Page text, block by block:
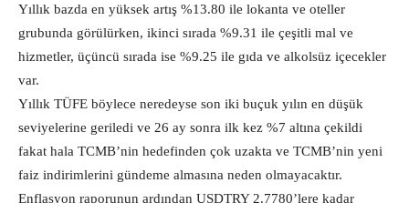
Yıllık bazda en yüksek artış %13.80 ile lokanta ve oteller
grubunda görülürken, ikinci sırada %9.31 ile çeşitli mal ve
hizmetler, üçüncü sırada ise %9.25 ile gıda ve alkolsüz içecekler
var.
Yıllık TÜFE böylece neredeyse son iki buçuk yılın en düşük
seviyelerine geriledi ve 26 ay sonra ilk kez %7 altına çekildi
fakat hala TCMB’nin hedefinden çok uzakta ve TCMB’nin yeni
faiz indirimlerini gündeme almasına neden olmayacaktır.
Enflasyon raporunun ardından USDTRY 2.7780’lere kadar